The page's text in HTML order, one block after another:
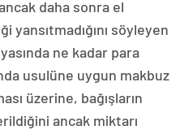
daha sonra el
yansıtmadığını söyleyen
ne kadar para
usulüne uygun makbuz
üzerine, bağışların
ancak miktarı